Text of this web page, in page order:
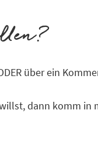
über ein
dann komm in